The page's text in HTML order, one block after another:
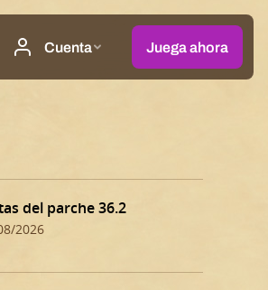
del parche 36.2
2026